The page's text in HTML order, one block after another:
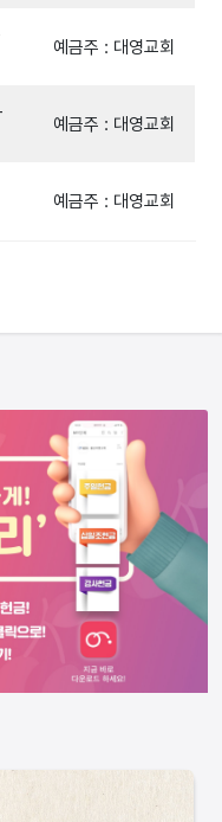
예금주 : 대영교회
예금주 : 대영교회
예금주 : 대영교회